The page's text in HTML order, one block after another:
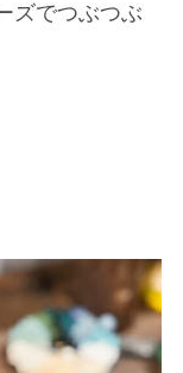
ズでつぶつぶ